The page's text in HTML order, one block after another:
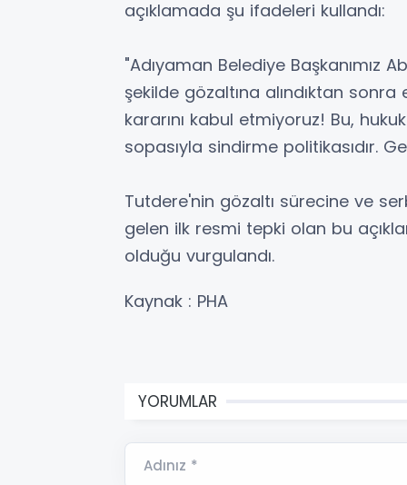
açıklamada şu ifadeleri kullandı:
"Adıyaman Belediye Başkanımız
şekilde gözaltına alındıktan sonra
kararını kabul etmiyoruz! Bu,
sopasıyla sindirme politikasıdır.
Tutdere'nin gözaltı sürecine ve
gelen ilk resmi tepki olan bu
olduğu vurgulandı.
Kaynak : PHA
YORUMLAR
Adınız *